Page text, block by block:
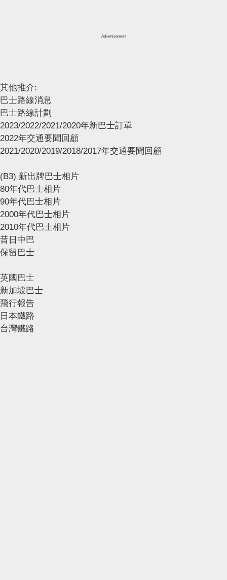
Advertisement
其他推介:
巴士路線消息
巴士路線計劃
2023/2022/2021/2020年新巴士訂單
2022年交通要聞回顧
2021/2020/2019/2018/2017年交通要聞回顧
(B3) 新出牌巴士相片
80年代巴士相片
90年代巴士相片
2000年代巴士相片
2010年代巴士相片
昔日中巴
保留巴士
英國巴士
新加坡巴士
飛行報告
日本鐵路
台灣鐵路